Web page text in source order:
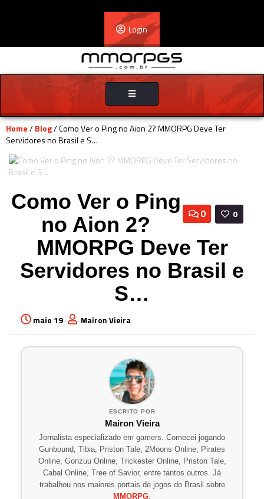
Login
Toggle
navigation
Home/Blog/ Como Ver o Ping no Aion 2? MMORPG Deve Ter
Servidores no Brasil e S…
0
0
Como Ver o Ping
no Aion 2?
MMORPG Deve Ter
Servidores no Brasil e
S…
maio 19 Mairon Vieira
ESCRITO POR
Mairon Vieira
Jornalista especializado em gamers. Comecei jogando
Gunbound, Tibia, Priston Tale, 2Moons Online, Pirates
Online, Gonzuu Online, Trickester Online, Priston Tale,
Cabal Online, Tree of Savior, entre tantos outros. Já
trabalhou nos maiores portais de jogos do Brasil sobre
MMORPG